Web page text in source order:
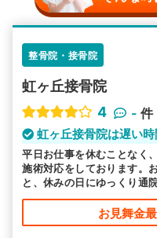
整骨院・接骨院
虹ヶ丘接骨院
4
- 件
虹ヶ丘接骨院は遅い
平日お仕事を休むことなく
施術対応をしております。
と、休みの日にゆっくり通
す。
お見舞金